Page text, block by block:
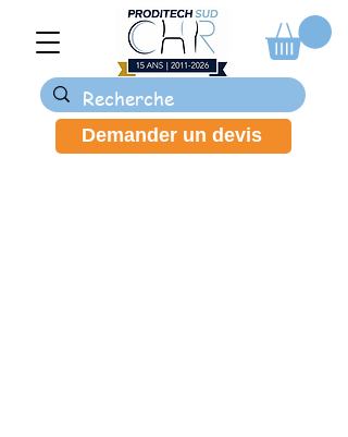
Demander un devis